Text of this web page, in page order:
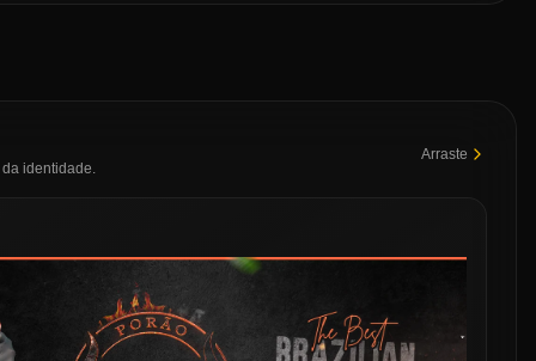
identidade.
Arraste